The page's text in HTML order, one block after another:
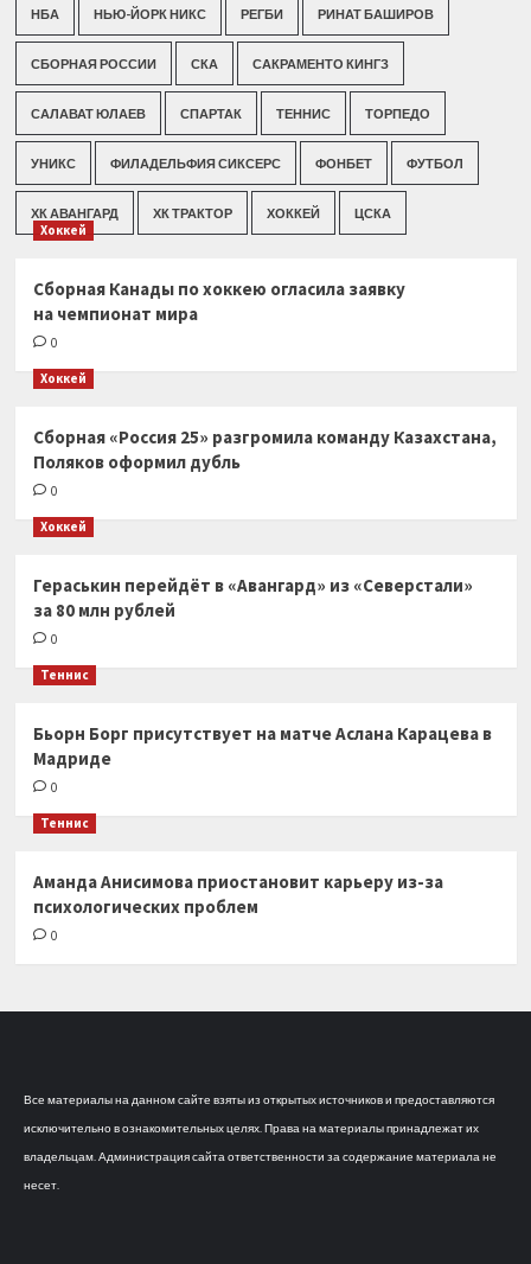
НБА НЬЮ-ЙОРК НИКС РЕГБИ РИНАТ БАШИРОВ
СБОРНАЯ РОССИИ СКА САКРАМЕНТО КИНГЗ
САЛАВАТ ЮЛАЕВ СПАРТАК ТЕННИС ТОРПЕДО
УНИКС ФИЛАДЕЛЬФИЯ СИКСЕРС ФОНБЕТ ФУТБОЛ
ХК АВАНГАРД ХК ТРАКТОР ХОККЕЙ ЦСКА
Хоккей
Сборная Канады по хоккею огласила заявку
на чемпионат мира
0
Хоккей
Сборная «Россия 25» разгромила команду Казахстана,
Поляков оформил дубль
0
Хоккей
Гераськин перейдёт в «Авангард» из «Северстали»
за 80 млн рублей
0
Теннис
Бьорн Борг присутствует на матче Аслана Карацева в
Мадриде
0
Теннис
Аманда Анисимова приостановит карьеру из-за
психологических проблем
0
Все материалы на данном сайте взяты из открытых источников и предоставляются
исключительно в ознакомительных целях. Права на материалы принадлежат их
владельцам. Администрация сайта ответственности за содержание материала не
несет.